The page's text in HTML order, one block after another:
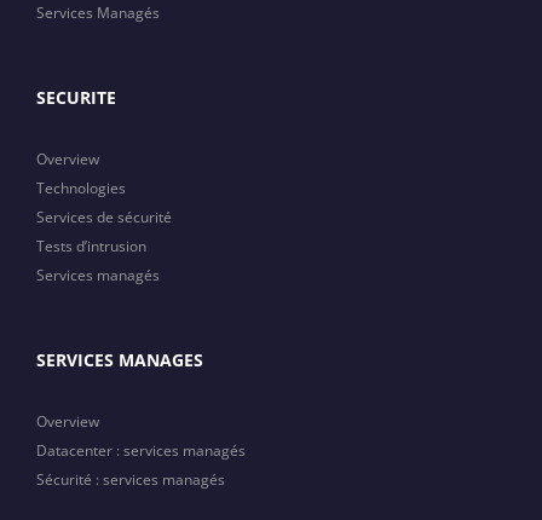
Services Managés
SECURITE
Overview
Technologies
Services de sécurité
Tests d’intrusion
Services managés
SERVICES MANAGES
Overview
Datacenter : services managés
Sécurité : services managés